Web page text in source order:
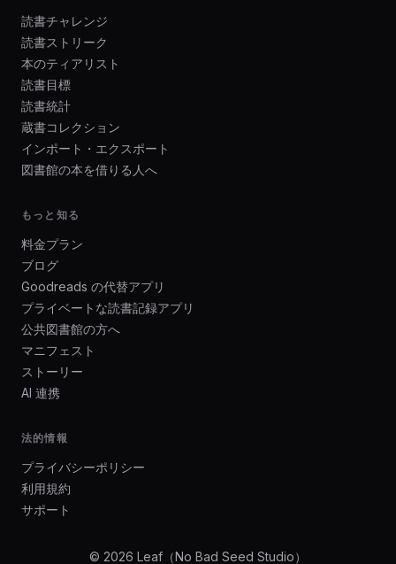
読書チャレンジ
読書ストリーク
本のティアリスト
読書目標
読書統計
蔵書コレクション
インポート・エクスポート
図書館の本を借りる人へ
もっと知る
料金プラン
ブログ
Goodreads の代替アプリ
プライベートな読書記録アプリ
公共図書館の方へ
マニフェスト
ストーリー
AI 連携
法的情報
プライバシーポリシー
利用規約
サポート
© 2026 Leaf（No Bad Seed Studio）